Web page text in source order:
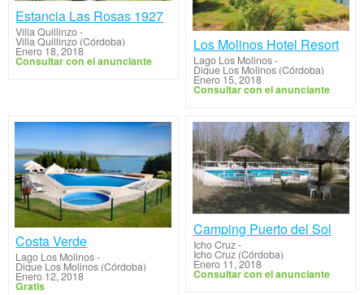
Estancia Las Rosas 1927
Villa Quillinzo-
Villa Quillinzo (Córdoba)
Enero 18, 2018
Consultar con el anunciante
Los Molinos Hotel Resort
Lago Los Molinos-
Dique Los Molinos (Córdoba)
Enero 15, 2018
Consultar con el anunciante
Costa Verde
Lago Los Molinos-
Dique Los Molinos (Córdoba)
Enero 12, 2018
Gratis
Camping Puerto del Sol
Icho Cruz-
Icho Cruz (Córdoba)
Enero 11, 2018
Consultar con el anunciante